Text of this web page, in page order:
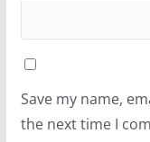
Save my name,
the next time I